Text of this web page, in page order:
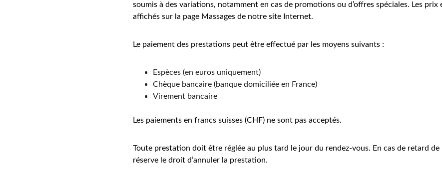
soumis à des variations, notamment en cas de promotions ou d’offres spéciales. Les prix
affichés sur la page Massages de notre site Internet.
Le paiement des prestations peut être effectué par les moyens suivants :
Espèces (en euros uniquement)
Chèque bancaire (banque domiciliée en France)
Virement bancaire
Les paiements en francs suisses (CHF) ne sont pas acceptés.
Toute prestation doit être réglée au plus tard le jour du rendez-vous. En cas de retard de
réserve le droit d’annuler la prestation.